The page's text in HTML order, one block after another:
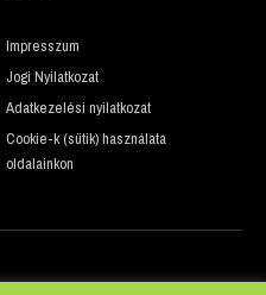
Impresszum
Jogi Nyilatkozat
Adatkezelési nyilatkozat
Cookie-k (sütik) használata
oldalainkon